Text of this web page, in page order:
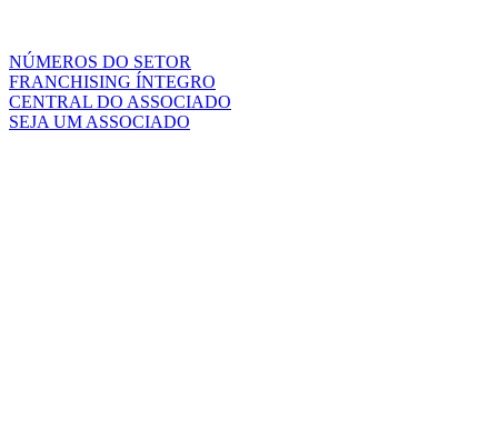
NÚMEROS DO SETOR
FRANCHISING ÍNTEGRO
CENTRAL DO ASSOCIADO
SEJA UM ASSOCIADO